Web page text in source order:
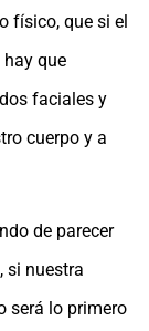
físico, que si el
que
faciales y
cuerpo y a
de parecer
si nuestra
será lo primero